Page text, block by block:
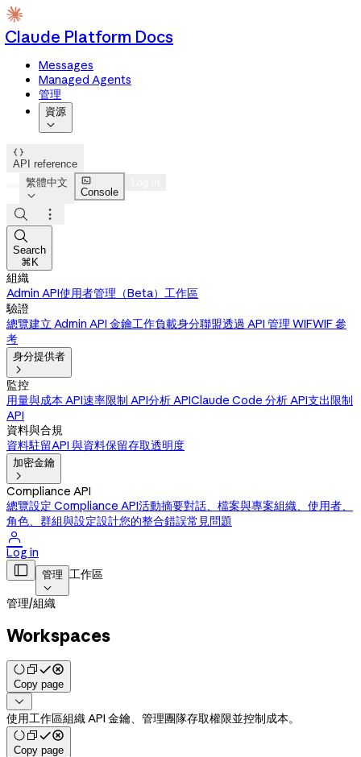
Claude Platform Docs
Messages
Managed Agents
管理
資源


API reference
繁體中文


Console



Search
⌘K
組織
Admin API使用者管理（Beta） 工作區
驗證
總覽建立 Admin API 金鑰工作負載身分聯盟透過 API 管理 WIFWIF 參
考
身分提供者

監控
用量與成本 API速率限制 API分析 APIClaude Code 分析 API支出限制
API
資料與合規
資料駐留API 與資料保留存取透明度
加密金鑰

Compliance API
總覽設定 Compliance API活動摘要對話、檔案與專案組織、使用者、
角色、群組與設定設計您的整合錯誤常見問題

Log in
 管理

工作區
管理/組織
Workspaces
Copy page

使用工作區組織 API 金鑰、管理團隊存取權限並控制成本。
Copy page